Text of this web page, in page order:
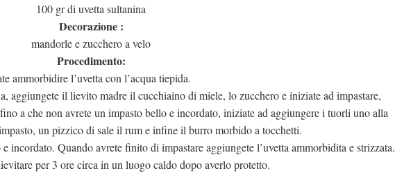
100 gr di uvetta sultanina
Decorazione :
mandorle e zucchero a velo
Procedimento:
ammorbidire l’uvetta con l’acqua tiepida.
aggiungete il lievito madre il cucchiaino di miele, lo zucchero e iniziate ad impastare,
a che non avrete un impasto bello e incordato, iniziate ad aggiungere i tuorli uno alla
un pizzico di sale il rum e infine il burro morbido a tocchetti.
incordato. Quando avrete finito di impastare aggiungete l’uvetta ammorbidita e strizzata.
per 3 ore circa in un luogo caldo dopo averlo protetto.